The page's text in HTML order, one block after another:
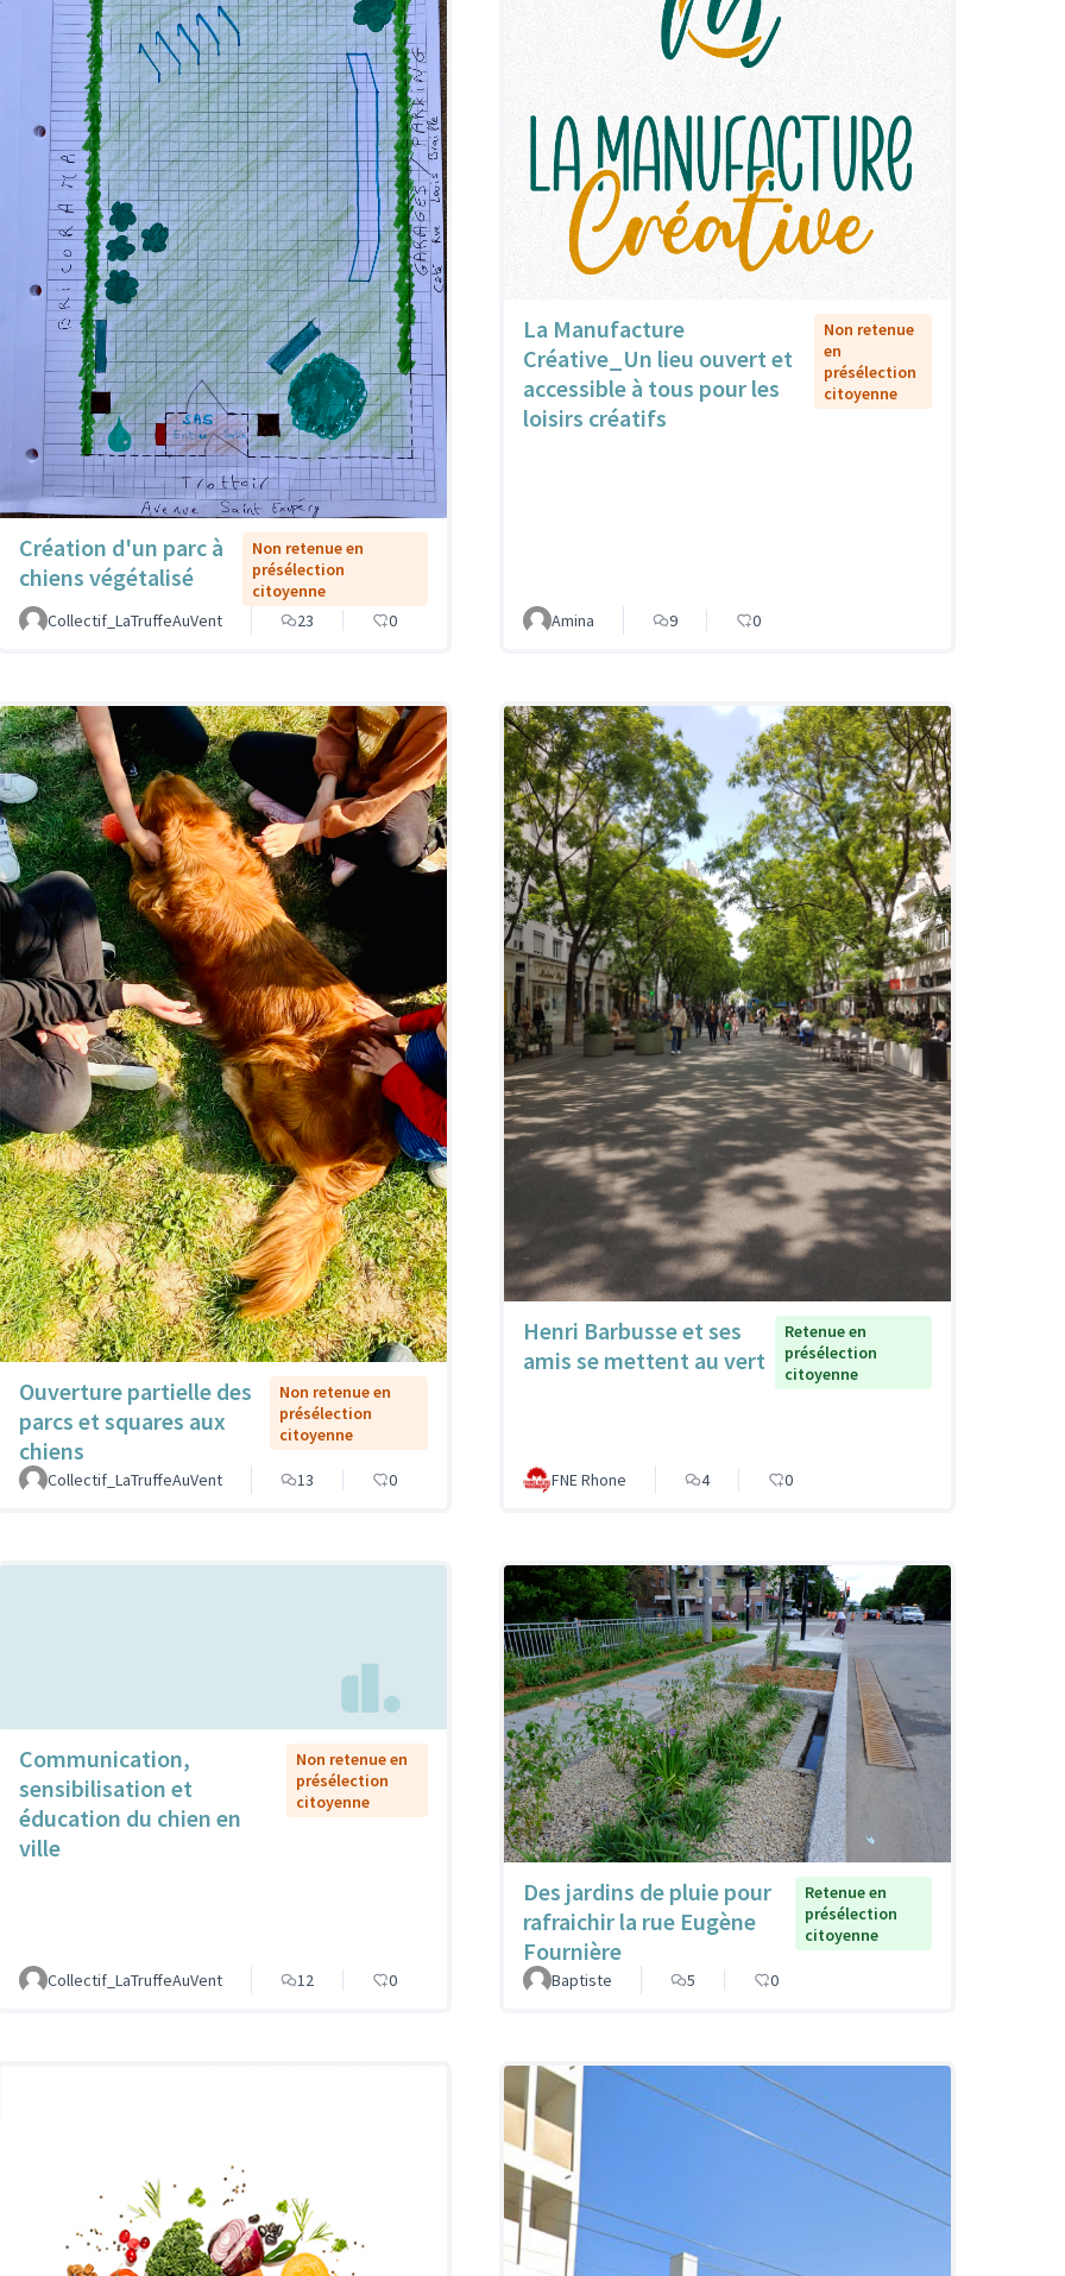
Création d'un parc à
chiens végétalisé
Non retenue en
présélection
citoyenne
Collectif_LaTruffeAuVent
23 0
La Manufacture
Créative_Un lieu ouvert et
accessible à tous pour les
loisirs créatifs
Non retenue
en
présélection
citoyenne
Amina 9 0
Ouverture partielle des
parcs et squares aux
chiens
Non retenue en
présélection
citoyenne
Collectif_LaTruffeAuVent 13 0
Henri Barbusse et ses
amis se mettent au vert
Retenue en
présélection
citoyenne
FNE Rhone 4 0
Communication,
sensibilisation et
éducation du chien en
ville
Non retenue en
présélection
citoyenne
Collectif_LaTruffeAuVent 12 0
Des jardins de pluie pour
rafraichir la rue Eugène
Fournière
Retenue en
présélection
citoyenne
Baptiste 5 0